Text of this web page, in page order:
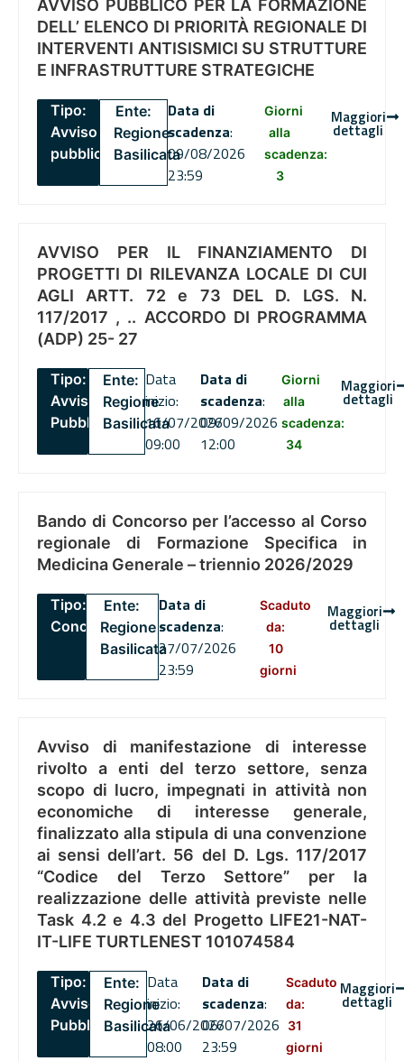
AVVISO PUBBLICO PER LA FORMAZIONE
DELL’ ELENCO DI PRIORITÀ REGIONALE DI
INTERVENTI ANTISISMICI SU STRUTTURE
E INFRASTRUTTURE STRATEGICHE
Tipo:
Avviso
pubblico
Ente:
Regione
Basilicata
Data di
scadenza:
09/08/2026
23:59
Giorni
alla
scadenza:
3
Maggiori
dettagli
AVVISO PER IL FINANZIAMENTO DI
PROGETTI DI RILEVANZA LOCALE DI CUI
AGLI ARTT. 72 e 73 DEL D. LGS. N.
117/2017 , .. ACCORDO DI PROGRAMMA
(ADP) 25- 27
Tipo:
Avviso
Pubblico
Ente:
Regione
Basilicata
Data
inizio:
16/07/2026
09:00
Data di
scadenza:
09/09/2026
12:00
Giorni
alla
scadenza:
34
Maggiori
dettagli
Bando di Concorso per l’accesso al Corso
regionale di Formazione Specifica in
Medicina Generale – triennio 2026/2029
Tipo:
Concorsi
Ente:
Regione
Basilicata
Data di
scadenza:
27/07/2026
23:59
Scaduto
da:
10
giorni
Maggiori
dettagli
Avviso di manifestazione di interesse
rivolto a enti del terzo settore, senza
scopo di lucro, impegnati in attività non
economiche di interesse generale,
finalizzato alla stipula di una convenzione
ai sensi dell’art. 56 del D. Lgs. 117/2017
“Codice del Terzo Settore” per la
realizzazione delle attività previste nelle
Task 4.2 e 4.3 del Progetto LIFE21-NAT-
IT-LIFE TURTLENEST 101074584
Tipo:
Avviso
Pubblico
Ente:
Regione
Basilicata
Data
inizio:
26/06/2026
08:00
Data di
scadenza:
06/07/2026
23:59
Scaduto
da:
31
giorni
Maggiori
dettagli